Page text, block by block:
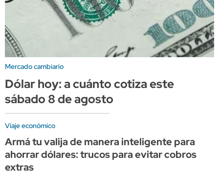
Mercado cambiario
Dólar hoy: a cuánto cotiza este
sábado 8 de agosto
Viaje económico
Armá tu valija de manera inteligente para
ahorrar dólares: trucos para evitar cobros
extras